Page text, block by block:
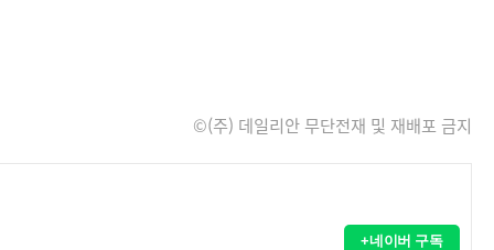
©(주) 데일리안 무단전재 및 재배포 금지
+네이버 구독